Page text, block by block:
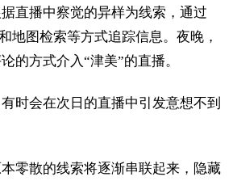
直播中察觉的异样为线索，通过
地图检索等方式追踪信息。夜晚，
的方式介入“津美”的直播。
时会在次日的直播中引发意想不到
零散的线索将逐渐串联起来，隐藏